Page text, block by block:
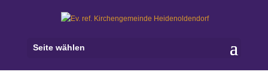
Seite wählen